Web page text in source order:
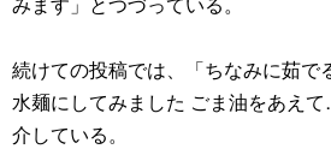
続けての投稿では、「ちなみに茹で
水麺にしてみました ごま油をあえ
介している。